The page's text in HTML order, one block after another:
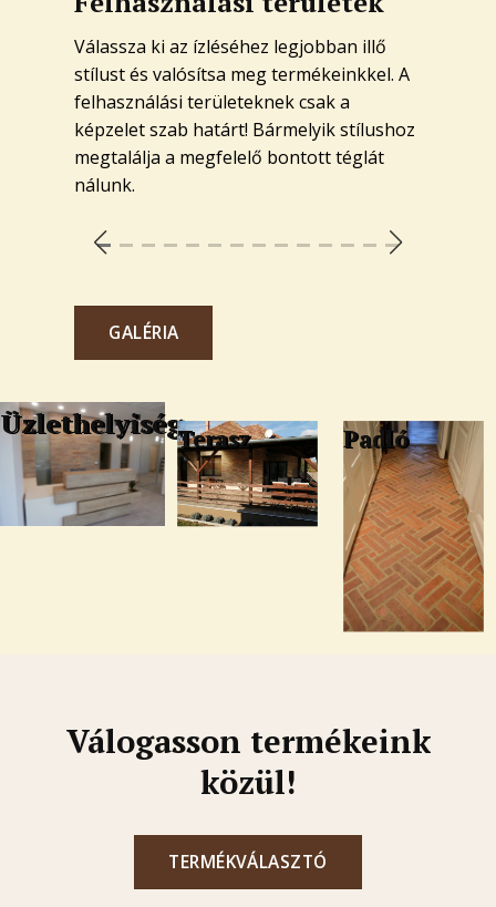
Válassza ki az ízléséhez legjobban illő
stílust és valósítsa meg termékeinkkel. A
felhasználási területeknek csak a
képzelet szab határt! Bármelyik stílushoz
megtalálja a megfelelő bontott téglát
nálunk.
GALÉRIA
ÜzlethelyiségTerasz Padló
Válogasson termékeink
közül!
TERMÉKVÁLASZTÓ